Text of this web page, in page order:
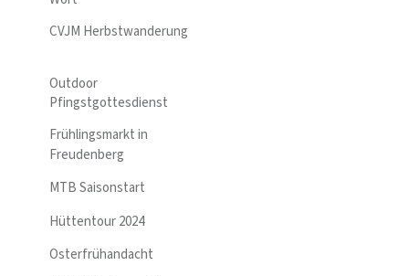
CVJM Herbstwanderung
Outdoor
Pfingstgottesdienst
Frühlingsmarkt in
Freudenberg
MTB Saisonstart
Hüttentour 2024
Osterfrühandacht